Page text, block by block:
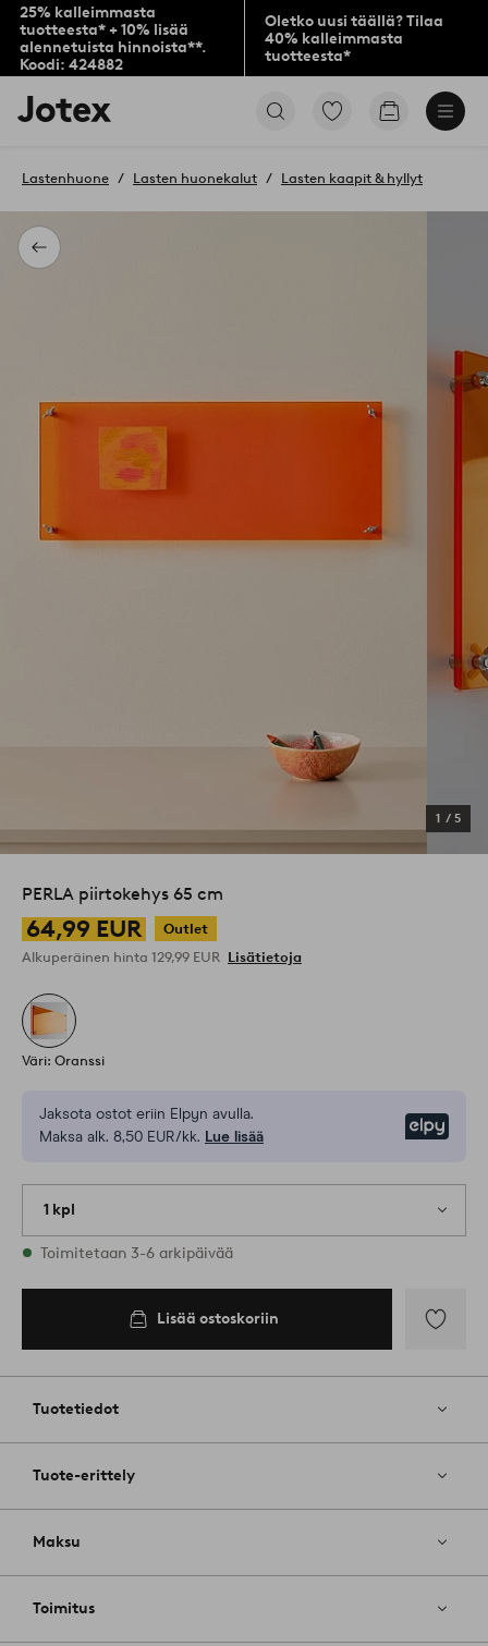
25% kalleimmasta
tuotteesta* + 10% lisää
alennetuista hinnoista**.
Koodi: 424882
Oletko uusi täällä? Tilaa
40% kalleimmasta
tuotteesta*
Jotex-
logo
aloitussivulle
Siirry
Siirry
Takaisin
Lastenhuone Lasten huonekalut Lasten kaapit & hyllyt
1 / 5
PERLA piirtokehys 65 cm
64,99 EUR
Outlet
Alkuperäinen hinta 129,99 EUR Lisätietoja
Väri: Oranssi
Jaksota ostot eriin Elpyn avulla.
Maksa alk. 8,50 EUR/kk. Lue lisää
1 kpl
Varastossa
Toimitetaan 3-6 arkipäivää
Lisää ostoskoriin
Tuotetiedot
Tuote-erittely
Maksu
Toimitus